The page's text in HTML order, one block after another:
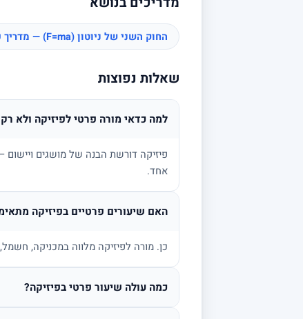
החוק השני של ניוטון (F=ma) — מדריך כוחות
שאלות נפוצות
למה כדאי מורה פרטי לפיזיקה ולא
פיזיקה דורשת הבנה של מושגים
אחד.
האם שיעורים פרטיים בפיזיקה
כן. מורה לפיזיקה מלווה במכניקה,
כמה עולה שיעור פרטי בפיזיקה?